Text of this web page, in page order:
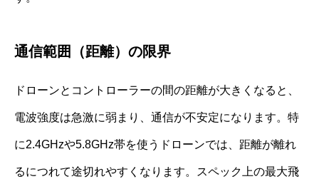
通信範囲（距離）の限界
ドローンとコントローラーの間の距離が大きくなると、
電波強度は急激に弱まり、通信が不安定になります。特
に2.4GHzや5.8GHz帯を使うドローンでは、距離が離れ
るにつれて途切れやすくなります。スペック上の最大飛